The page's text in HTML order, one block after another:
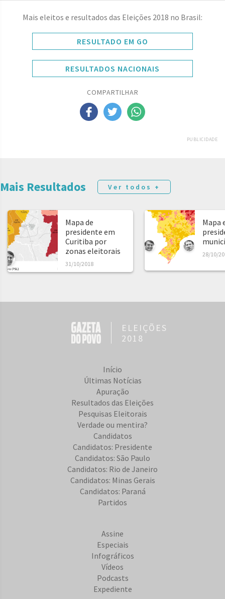
Mais eleitos e resultados das Eleições 2018 no Brasil:
RESULTADO EM GO
RESULTADOS NACIONAIS
COMPARTILHAR
PUBLICIDADE
Mais Resultados Ver todos +
Mapa de
presidente em
Curitiba por
zonas eleitorais
31/10/2018
Mapa
28/10/
ELEIÇÕES
2018
Início
Últimas Notícias
Apuração
Resultados das Eleições
Pesquisas Eleitorais
Verdade ou mentira?
Candidatos
Candidatos: Presidente
Candidatos: São Paulo
Candidatos: Rio de Janeiro
Candidatos: Minas Gerais
Candidatos: Paraná
Partidos
Assine
Especiais
Infográficos
Vídeos
Podcasts
Expediente